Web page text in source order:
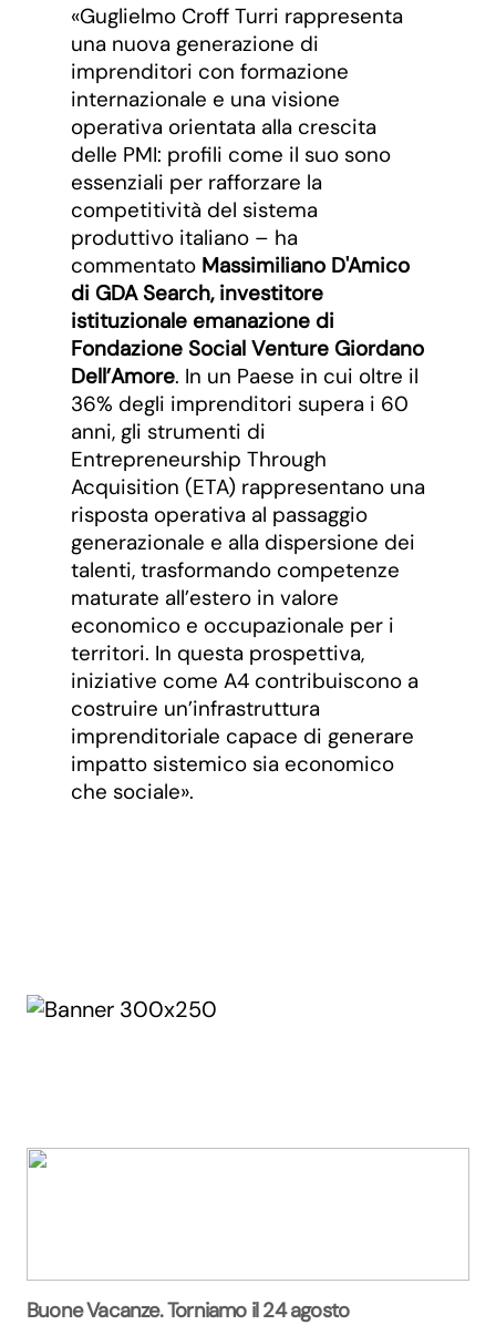
«Guglielmo Croff Turri rappresenta
una nuova generazione di
imprenditori con formazione
internazionale e una visione
operativa orientata alla crescita
delle PMI: profili come il suo sono
essenziali per rafforzare la
competitività del sistema
produttivo italiano – ha
commentato Massimiliano D'Amico
di GDA Search, investitore
istituzionale emanazione di
Fondazione Social Venture Giordano
Dell’Amore. In un Paese in cui oltre il
36% degli imprenditori supera i 60
anni, gli strumenti di
Entrepreneurship Through
Acquisition (ETA) rappresentano una
risposta operativa al passaggio
generazionale e alla dispersione dei
talenti, trasformando competenze
maturate all’estero in valore
economico e occupazionale per i
territori. In questa prospettiva,
iniziative come A4 contribuiscono a
costruire un’infrastruttura
imprenditoriale capace di generare
impatto sistemico sia economico
che sociale».
Buone Vacanze. Torniamo il 24 agosto